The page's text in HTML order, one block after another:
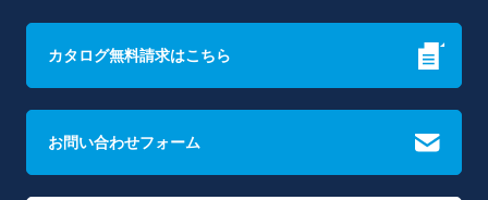
カタログ無料請求はこちら
お問い合わせフォーム